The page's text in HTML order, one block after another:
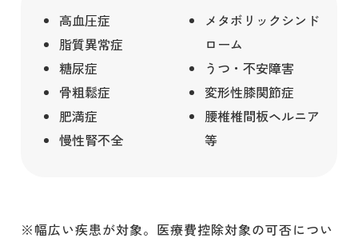
高血圧症
脂質異常症
糖尿症
骨粗鬆症
肥満症
慢性腎不全
メタボリックシンド
ローム
うつ・不安障害
変形性膝関節症
腰椎椎間板ヘルニア
等
※幅広い疾患が対象。医療費控除対象の可否につい